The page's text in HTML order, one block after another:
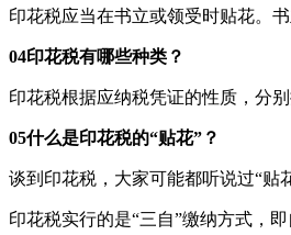
印花税应当在书立或领受时贴花。
04印花税有哪些种类？
印花税根据应纳税凭证的性质，分
05什么是印花税的“贴花”？
谈到印花税，大家可能都听说过“贴
印花税实行的是“三自”缴纳方式，